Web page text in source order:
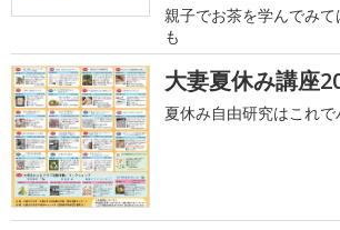
親子でお茶を学んでみ
も
大妻夏休み講座
夏休み自由研究はこれで